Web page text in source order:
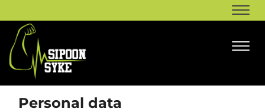
Personal data